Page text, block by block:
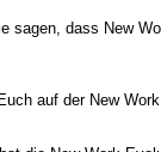
sagen, dass New
auf der New